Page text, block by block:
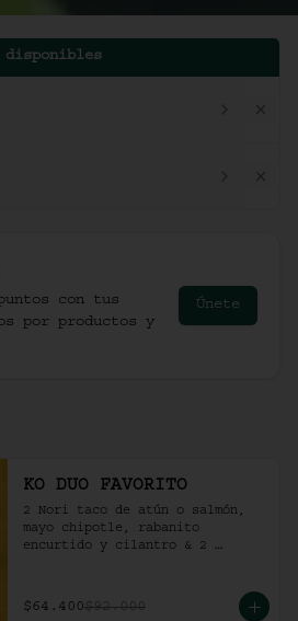
disponibles
con tus
por productos y
Únete
KO DUO FAVORITO
2 Nori taco de atún o salmón,
mayo chipotle, rabanito
encurtido y cilantro & 2
picante en bao buns.
$64.400$92.000